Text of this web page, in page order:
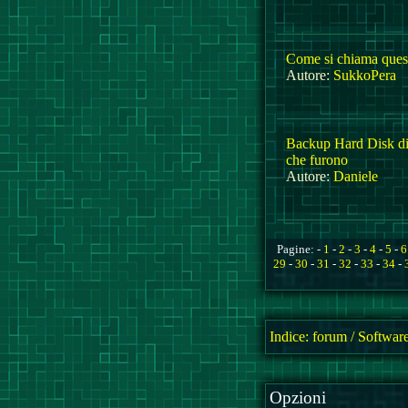
Come si chiama
Autore: SukkoPera
Backup Hard Disk
che furono
Autore:Daniele
Pagine: - 1 - 2 - 3 - 4 - 5 - 6
29 - 30 - 31 - 32 - 33 - 34 -
Indice: forum /
Opzioni